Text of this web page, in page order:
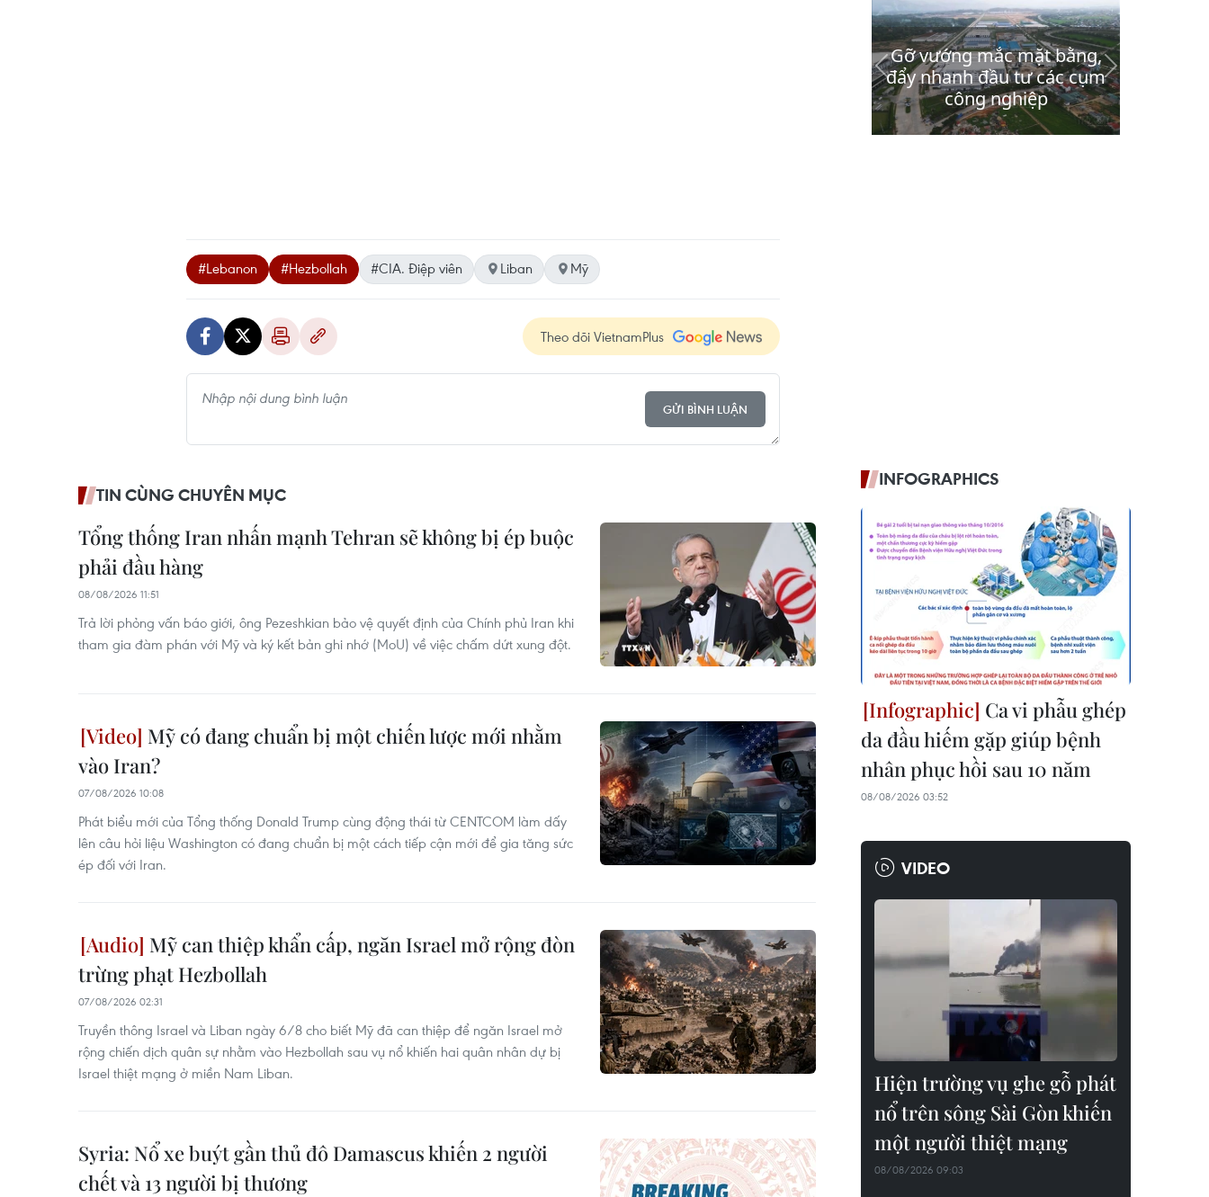
#Lebanon #Hezbollah #CIA. Điệp viên Liban Mỹ
Theo dõi VietnamPlus
GỬI BÌNH LUẬN
TIN CÙNG CHUYÊN MỤC
Tổng thống Iran nhấn mạnh Tehran sẽ không bị ép buộc
phải đầu hàng
08/08/2026 11:51
Trả lời phỏng vấn báo giới, ông Pezeshkian bảo vệ quyết định của Chính phủ Iran khi
tham gia đàm phán với Mỹ và ký kết bản ghi nhớ (MoU) về việc chấm dứt xung đột.
Mỹ có đang chuẩn bị một chiến lược mới nhằm
vào Iran?
07/08/2026 10:08
Phát biểu mới của Tổng thống Donald Trump cùng động thái từ CENTCOM làm dấy
lên câu hỏi liệu Washington có đang chuẩn bị một cách tiếp cận mới để gia tăng sức
ép đối với Iran.
Mỹ can thiệp khẩn cấp, ngăn Israel mở rộng đòn
trừng phạt Hezbollah
07/08/2026 02:31
Truyền thông Israel và Liban ngày 6/8 cho biết Mỹ đã can thiệp để ngăn Israel mở
rộng chiến dịch quân sự nhằm vào Hezbollah sau vụ nổ khiến hai quân nhân dự bị
Israel thiệt mạng ở miền Nam Liban.
Syria: Nổ xe buýt gần thủ đô Damascus khiến 2 người
chết và 13 người bị thương
INFOGRAPHICS
Ca vi phẫu ghép
da đầu hiếm gặp giúp bệnh
nhân phục hồi sau 10 năm
08/08/2026 03:52
VIDEO
Hiện trường vụ ghe gỗ phát
nổ trên sông Sài Gòn khiến
một người thiệt mạng
08/08/2026 09:03